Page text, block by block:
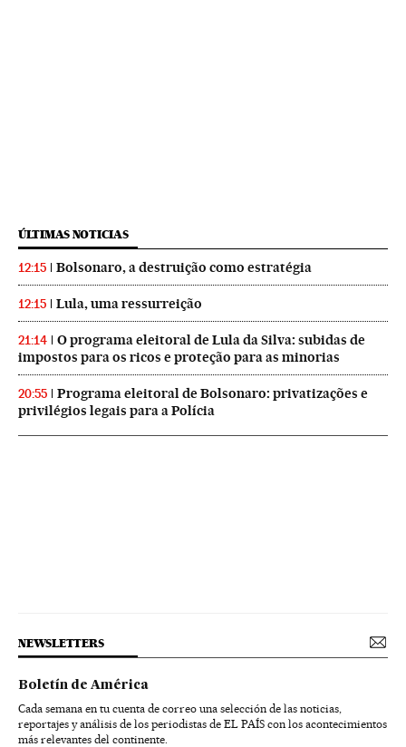
ÚLTIMAS NOTICIAS
12:15 Bolsonaro, a destruição como estratégia
12:15 Lula, uma ressurreição
21:14
O programa eleitoral de Lula da Silva: subidas de
impostos para os ricos e proteção para as minorias
20:55
Programa eleitoral de Bolsonaro: privatizações e
privilégios legais para a Polícia
NEWSLETTERS
Boletín de América
Cada semana en tu cuenta de correo una selección de las noticias,
reportajes y análisis de los periodistas de EL PAÍS con los acontecimientos
más relevantes del continente.